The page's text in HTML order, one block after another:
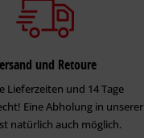
und Retoure
Lieferzeiten und 14 Tage
Eine Abholung in unserer
natürlich auch möglich.